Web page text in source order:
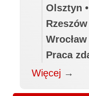
Olsztyn
Praca
Więcej →